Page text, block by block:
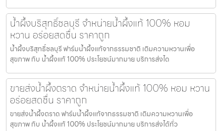
น้ำผึ้งบริสุทธิ์ชลบุรี จำหน่ายน้ำผึ้งแท้ 100% หอม
หวาน อร่อยสดชื่น ราคาถูก
น้ำผึ้งบริสุทธิ์ชลบุรี ฟาร์มน้ำผึ้งแท้จากธรรมชาติ เติมความหวานเพื่อ
สุขภาพ กับ น้ำผึ้งแท้ 100% ประโยชน์มากมาย บริการส่งได
ขายส่งน้ำผึ้งตราด จำหน่ายน้ำผึ้งแท้ 100% หอม หวาน
อร่อยสดชื่น ราคาถูก
ขายส่งน้ำผึ้งตราด ฟาร์มน้ำผึ้งแท้จากธรรมชาติ เติมความหวานเพื่อ
สุขภาพ กับ น้ำผึ้งแท้ 100% ประโยชน์มากมาย บริการส่งได้ทั่ว